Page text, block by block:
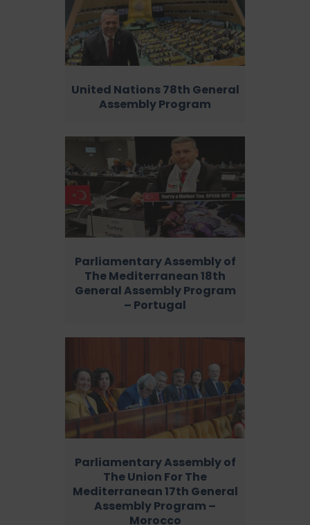
United Nations 78th General
Assembly Program
Parliamentary Assembly of
The Mediterranean 18th
General Assembly Program
– Portugal
Parliamentary Assembly of
The Union For The
Mediterranean 17th General
Assembly Program –
Morocco